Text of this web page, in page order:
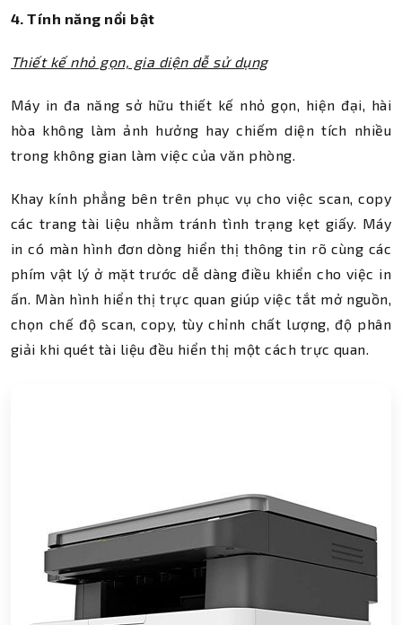
4. Tính năng nổi bật
Thiết kế nhỏ gọn, gia diện dễ sử dụng
Máy in đa năng sở hữu thiết kế nhỏ gọn, hiện đại, hài
hòa không làm ảnh hưởng hay chiếm diện tích nhiều
trong không gian làm việc của văn phòng.
Khay kính phẳng bên trên phục vụ cho việc scan, copy
các trang tài liệu nhằm tránh tình trạng kẹt giấy. Máy
in có màn hình đơn dòng hiển thị thông tin rõ cùng các
phím vật lý ở mặt trước dễ dàng điều khiển cho việc in
ấn. Màn hình hiển thị trực quan giúp việc tắt mở nguồn,
chọn chế độ scan, copy, tùy chỉnh chất lượng, độ phân
giải khi quét tài liệu đều hiển thị một cách trực quan.